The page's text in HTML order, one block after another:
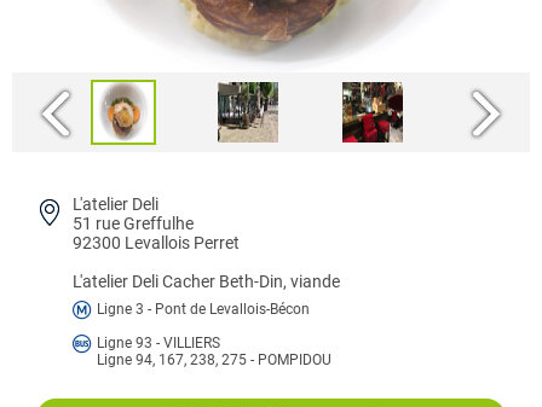
L'atelier Deli
51 rue Greffulhe
92300 Levallois Perret
L'atelier DeliCacher Beth-Din, viande
Ligne 3 - Pont de Levallois-Bécon
Ligne 93 - VILLIERS
Ligne 94, 167, 238, 275 - POMPIDOU